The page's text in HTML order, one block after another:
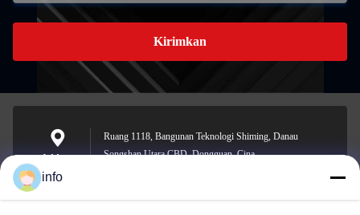
Kirimkan
Address
Ruang 1118, Bangunan Teknologi Shiming, Danau
Songshan Utara CBD, Dongguan, Cina
info